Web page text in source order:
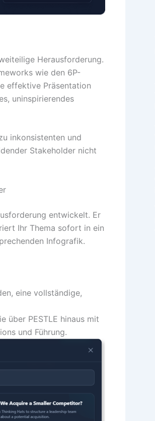
Herausforderung.
wie den 6P-
effektive Präsentation
uninspirierendes
inkonsistenten und
Stakeholder nicht
entwickelt. Er
Ihr Thema sofort in ein
Infografik.
eine vollständige,
über PESTLE hinaus mit
und Führung.